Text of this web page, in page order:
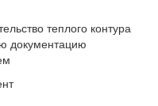
теплого контура
документацию